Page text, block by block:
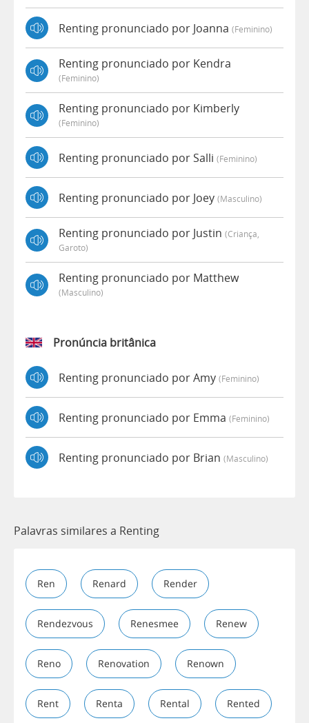
Renting pronunciado por Joanna (feminino)
Renting pronunciado por Kendra
(feminino)
Renting pronunciado por Kimberly
(feminino)
Renting pronunciado por Salli (feminino)
Renting pronunciado por Joey (masculino)
Renting pronunciado por Justin (criança,
Garoto)
Renting pronunciado por Matthew
(masculino)
Pronúncia britânica
Renting pronunciado por Amy (feminino)
Renting pronunciado por Emma (feminino)
Renting pronunciado por Brian (masculino)
Palavras similares a Renting
Ren Renard Render
Rendezvous Renesmee Renew
Reno Renovation Renown
Rent Renta Rental Rented